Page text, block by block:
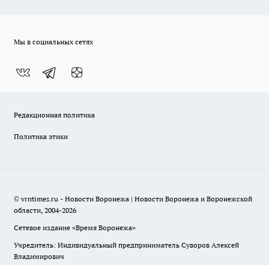
Мы в социальных сетях
Редакционная политика
Политика этики
© vrntimes.ru - Новости Воронежа | Новости Воронежа и Воронежской
области, 2004-2026
Сетевое издание «Время Воронежа»
Учредитель: Индивидуальный предприниматель Суворов Алексей
Владимирович